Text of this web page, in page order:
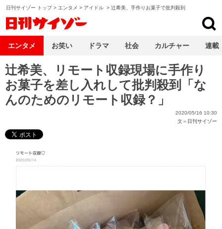
日刊サイゾー トップ> エンタメ > アイドル > 辻希美、手作りお菓子で批判殺到
辻希美、リモート収録現場に手作り
お菓子を差し入れして批判殺到「な
んのためのリモート収録？」
2020/05/16 10:30
文＝ 日刊サイゾー
エンタメ お笑い ドラマ 社会 カルチャー 連載